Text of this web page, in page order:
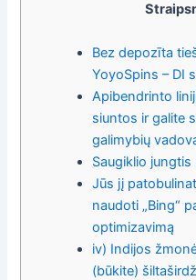
Bez depozīta
YoyoSpins – DI
Apibendrinto
siuntos ir galite
galimybių
Saugiklio jungtis
Jūs jį
naudoti „Bing“
optimizavimą
iv) Indijos
(būkite)